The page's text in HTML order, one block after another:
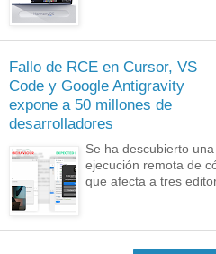
Fallo de RCE en Cursor, VS
Code y Google Antigravity
expone a 50 millones de
desarrolladores
Se ha descubierto
ejecución remota de
que afecta a tres